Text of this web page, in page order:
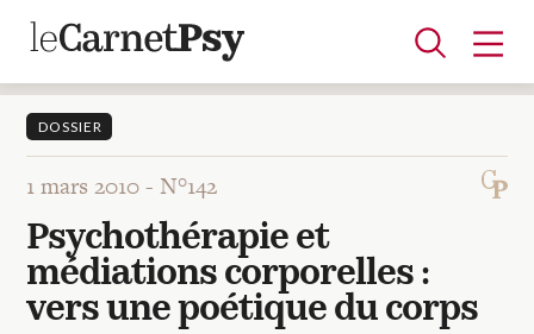
Articles
A la une
Adolescence
Dispositif
Enfance
Périnatalité
Psychanalyse
Psychopathologie
Soin
Dossiers
DOSSIER
1 mars 2010 -N°142
Psychothérapie et
médiations corporelles :
vers une poétique du corps